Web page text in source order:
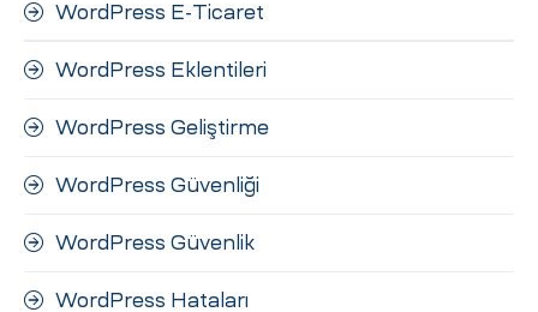
WordPress E-Ticaret
WordPress Eklentileri
WordPress Geliştirme
WordPress Güvenliği
WordPress Güvenlik
WordPress Hataları